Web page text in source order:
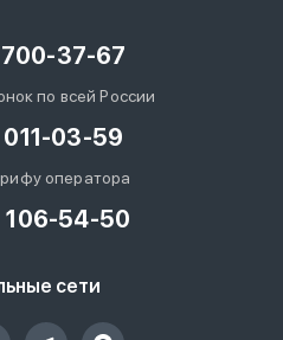
37-67
по всей России
03-59
оператора
106-54-50
сети